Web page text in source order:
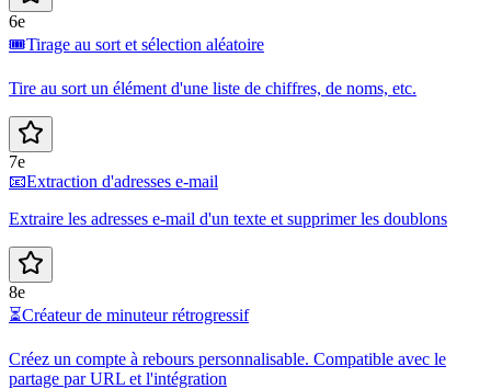
6e
🎟️Tirage au sort et sélection aléatoire
Tire au sort un élément d'une liste de chiffres, de noms, etc.
7e
📧Extraction d'adresses e-mail
Extraire les adresses e-mail d'un texte et supprimer les doublons
8e
⏳Créateur de minuteur rétrogressif
Créez un compte à rebours personnalisable. Compatible avec le
partage par URL et l'intégration